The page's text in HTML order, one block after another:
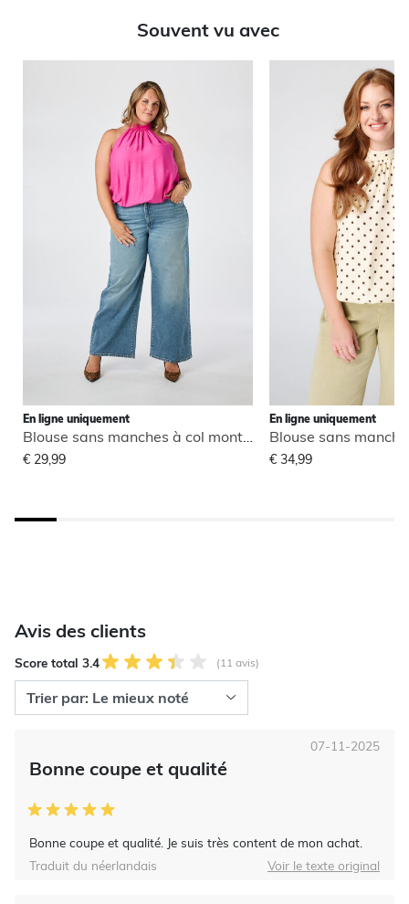
Souvent vu avec
En ligne uniquement
Blouse sans manches à col montant
€ 29,99
En ligne uniquement
€ 34,99
Avis des clients
Score total 3.4 (11 avis)
Bonne coupe et qualité
Bonne coupe et qualité. Je suis très content de mon achat.
07-11-2025
Traduit du néerlandais Voir le texte original